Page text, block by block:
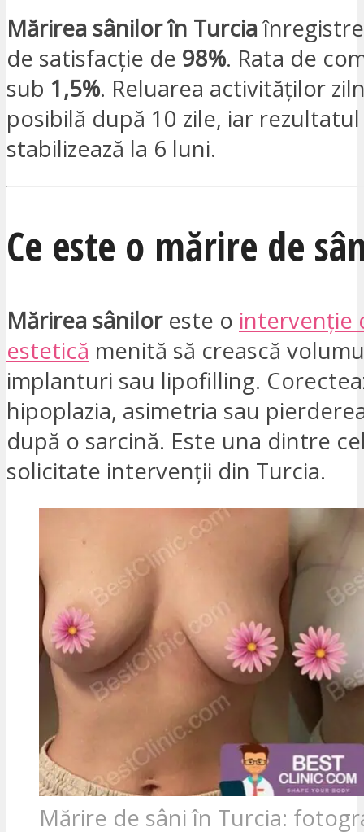
Mărirea sânilor în Turcia
de satisfacție de 98%. Rata de
sub 1,5%. Reluarea activităților
posibilă după 10 zile, iar
stabilizează la 6 luni.
Ce este o mărire de
Mărirea sâniloreste o intervenție
estetică menită să crească
implanturi sau lipofilling.
hipoplazia, asimetria sau
după o sarcină. Este una dintre
solicitate intervenții din Turcia.
Mărire de sâni în Turcia: